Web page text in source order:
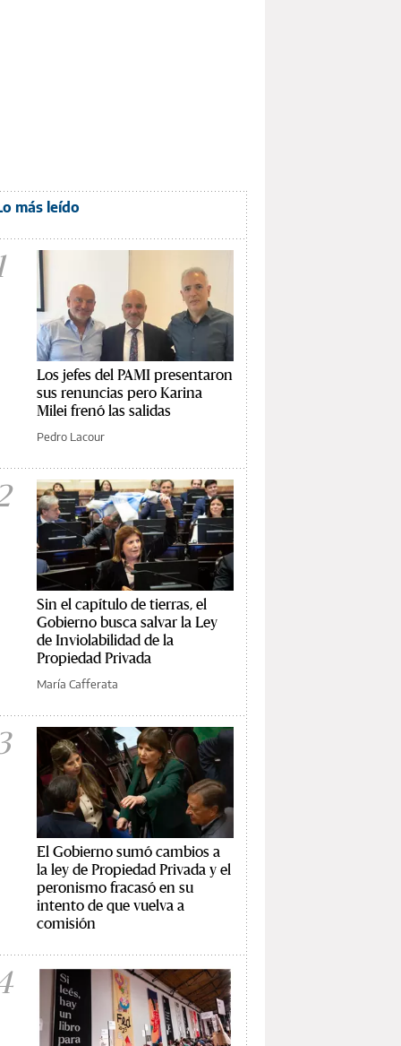
más leído
Los jefes del PAMI presentaron
sus renuncias pero Karina
Milei frenó las salidas
Pedro Lacour
Sin el capítulo de tierras, el
Gobierno busca salvar la Ley
de Inviolabilidad de la
Propiedad Privada
María Cafferata
El Gobierno sumó cambios a
la ley de Propiedad Privada y el
peronismo fracasó en su
intento de que vuelva a
comisión